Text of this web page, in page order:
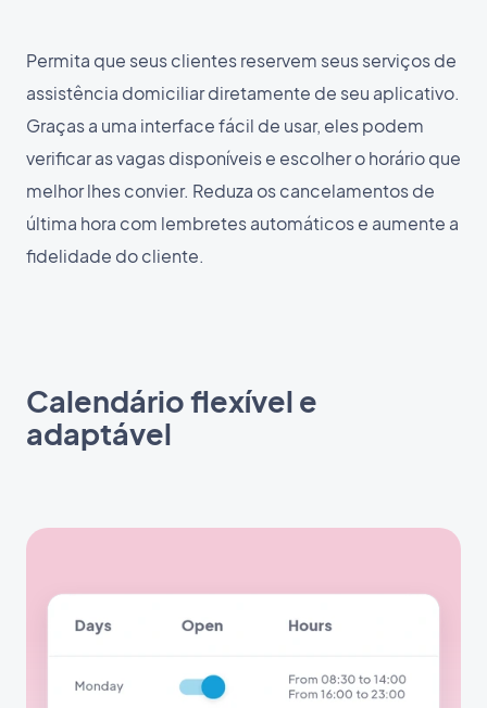
Permita que seus clientes reservem seus serviços de
assistência domiciliar diretamente de seu aplicativo.
Graças a uma interface fácil de usar, eles podem
verificar as vagas disponíveis e escolher o horário que
melhor lhes convier. Reduza os cancelamentos de
última hora com lembretes automáticos e aumente a
fidelidade do cliente.
Calendário flexível e
adaptável